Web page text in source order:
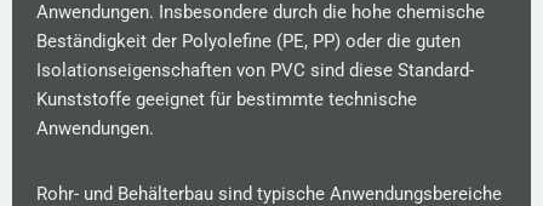
Anwendungen. Insbesondere durch die hohe chemische
Beständigkeit der Polyolefine (PE, PP) oder die guten
Isolationseigenschaften von PVC sind diese Standard-
Kunststoffe geeignet für bestimmte technische
Anwendungen.
Rohr- und Behälterbau sind typische Anwendungsbereiche